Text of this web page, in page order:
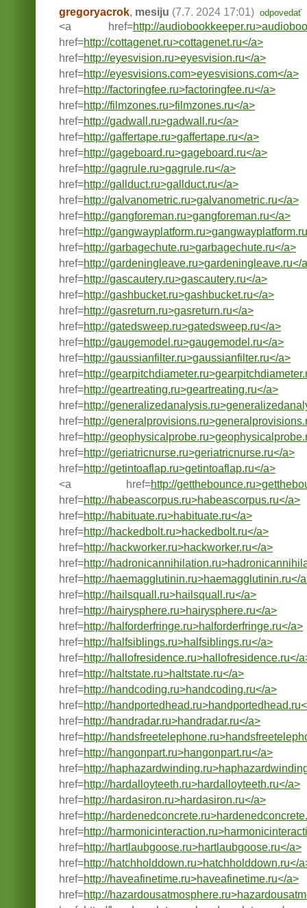
gregoryacrok, mesiju (7.7. 2024 17:01) odpovedať
<a href=http://
href=http://cottagenet.ru>cottagenet.ru</a>
href=http://eyesvision.ru>eyesvision.ru</a>
href=http://eyesvisions.com>eyesvisions.com</a>
href=http://factoringfee.ru>factoringfee.ru</a>
href=http://filmzones.ru>filmzones.ru</a>
href=http://gadwall.ru>gadwall.ru</a>
href=http://gaffertape.ru>gaffertape.ru</a>
href=http://gageboard.ru>gageboard.ru</a>
href=http://gagrule.ru>gagrule.ru</a>
href=http://gallduct.ru>gallduct.ru</a>
href=http://galvanometric.ru>galvanometric.ru</a>
href=http://gangforeman.ru>gangforeman.ru</a>
href=http://
href=http://garbagechute.ru>garbagechute.ru</a>
href=http://gardeningleave.ru>gardeningleave.ru</
href=http://gascautery.ru>gascautery.ru</a>
href=http://gashbucket.ru>gashbucket.ru</a>
href=http://gasreturn.ru>gasreturn.ru</a>
href=http://gatedsweep.ru>gatedsweep.ru</a>
href=http://gaugemodel.ru>gaugemodel.ru</a>
href=http://gaussianfilter.ru>gaussianfilter.ru</a>
href=http://
href=http://geartreating.ru>geartreating.ru</a>
href=http://
href=http://
href=http://
href=http://geriatricnurse.ru>geriatricnurse.ru</a>
href=http://getintoaflap.ru>getintoaflap.ru</a>
<a href=http://
href=http://habeascorpus.ru>habeascorpus.ru</a>
href=http://habituate.ru>habituate.ru</a>
href=http://hackedbolt.ru>hackedbolt.ru</a>
href=http://hackworker.ru>hackworker.ru</a>
href=http://
href=http://haemagglutinin.ru>haemagglutinin.ru</
href=http://hailsquall.ru>hailsquall.ru</a>
href=http://hairysphere.ru>hairysphere.ru</a>
href=http://halforderfringe.ru>halforderfringe.ru</a>
href=http://halfsiblings.ru>halfsiblings.ru</a>
href=http://hallofresidence.ru>hallofresidence.ru</
href=http://haltstate.ru>haltstate.ru</a>
href=http://handcoding.ru>handcoding.ru</a>
href=http://
href=http://handradar.ru>handradar.ru</a>
href=http://
href=http://hangonpart.ru>hangonpart.ru</a>
href=http://
href=http://hardalloyteeth.ru>hardalloyteeth.ru</a>
href=http://hardasiron.ru>hardasiron.ru</a>
href=http://
href=http://
href=http://hartlaubgoose.ru>hartlaubgoose.ru</a>
href=http://hatchholddown.ru>hatchholddown.ru</
href=http://haveafinetime.ru>haveafinetime.ru</a>
href=http://